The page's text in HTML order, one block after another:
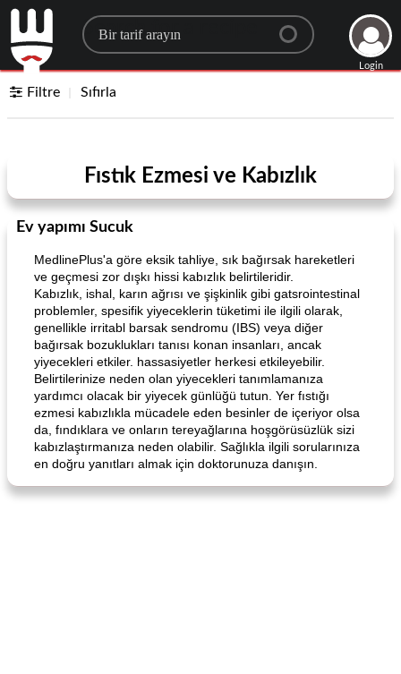
Search for a recipe
Login
Filtre Sıfırla
Fıstık Ezmesi ve Kabızlık
Ev yapımı Sucuk
MedlinePlus'a göre eksik tahliye, sık bağırsak hareketleri
ve geçmesi zor dışkı hissi kabızlık belirtileridir.
Kabızlık, ishal, karın ağrısı ve şişkinlik gibi gatsrointestinal
problemler, spesifik yiyeceklerin tüketimi ile ilgili olarak,
genellikle irritabl barsak sendromu (IBS) veya diğer
bağırsak bozuklukları tanısı konan insanları, ancak
yiyecekleri etkiler. hassasiyetler herkesi etkileyebilir.
Belirtilerinize neden olan yiyecekleri tanımlamanıza
yardımcı olacak bir yiyecek günlüğü tutun. Yer fıstığı
ezmesi kabızlıkla mücadele eden besinler de içeriyor olsa
da, fındıklara ve onların tereyağlarına hoşgörüsüzlük sizi
kabızlaştırmanıza neden olabilir. Sağlıkla ilgili sorularınıza
en doğru yanıtları almak için doktorunuza danışın.